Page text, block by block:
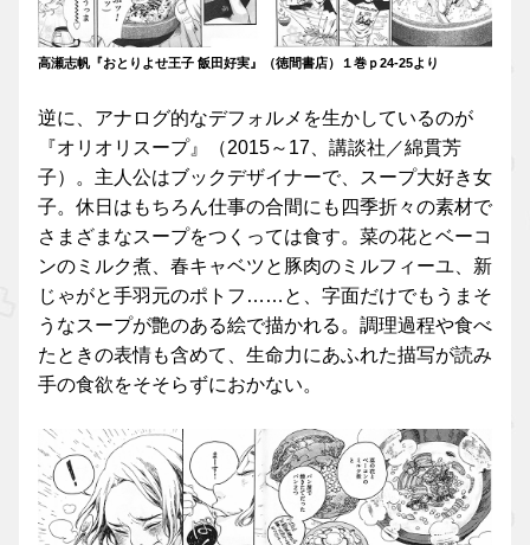
高瀬志帆『おとりよせ王子 飯田好実』（徳間書店）１巻ｐ24-25より
逆に、アナログ的なデフォルメを生かしているのが
『オリオリスープ』（2015～17、講談社／綿貫芳
子）。主人公はブックデザイナーで、スープ大好き女
子。休日はもちろん仕事の合間にも四季折々の素材で
さまざまなスープをつくっては食す。菜の花とベーコ
ンのミルク煮、春キャベツと豚肉のミルフィーユ、新
じゃがと手羽元のポトフ……と、字面だけでもうまそ
うなスープが艶のある絵で描かれる。調理過程や食べ
たときの表情も含めて、生命力にあふれた描写が読み
手の食欲をそそらずにおかない。